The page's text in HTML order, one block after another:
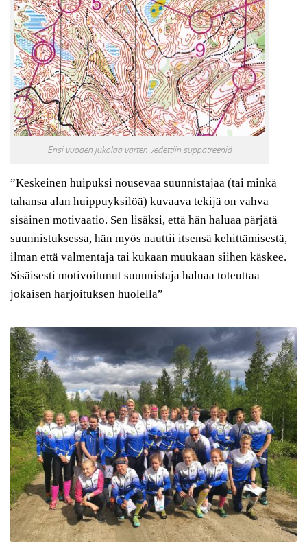
Ensi vuoden jukolaa varten vedettiin suppatreeniä
”Keskeinen huipuksi nousevaa suunnistajaa (tai minkä
tahansa alan huippuyksilöä) kuvaava tekijä on vahva
sisäinen motivaatio. Sen lisäksi, että hän haluaa pärjätä
suunnistuksessa, hän myös nauttii itsensä kehittämisestä,
ilman että valmentaja tai kukaan muukaan siihen käskee.
Sisäisesti motivoitunut suunnistaja haluaa toteuttaa
jokaisen harjoituksen huolella”